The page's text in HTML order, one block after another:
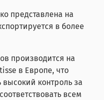
представлена на
в более
производится на
в Европе, что
высокий контроль за
всем